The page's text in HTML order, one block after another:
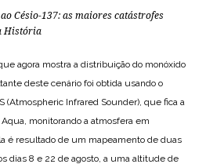
Césio-137: as maiores catástrofes
História
agora mostra a distribuição do monóxido
deste cenário foi obtida usando o
(Atmospheric Infrared Sounder), que fica a
monitorando a atmosfera em
é resultado de um mapeamento de duas
dias 8 e 22 de agosto, a uma altitude de